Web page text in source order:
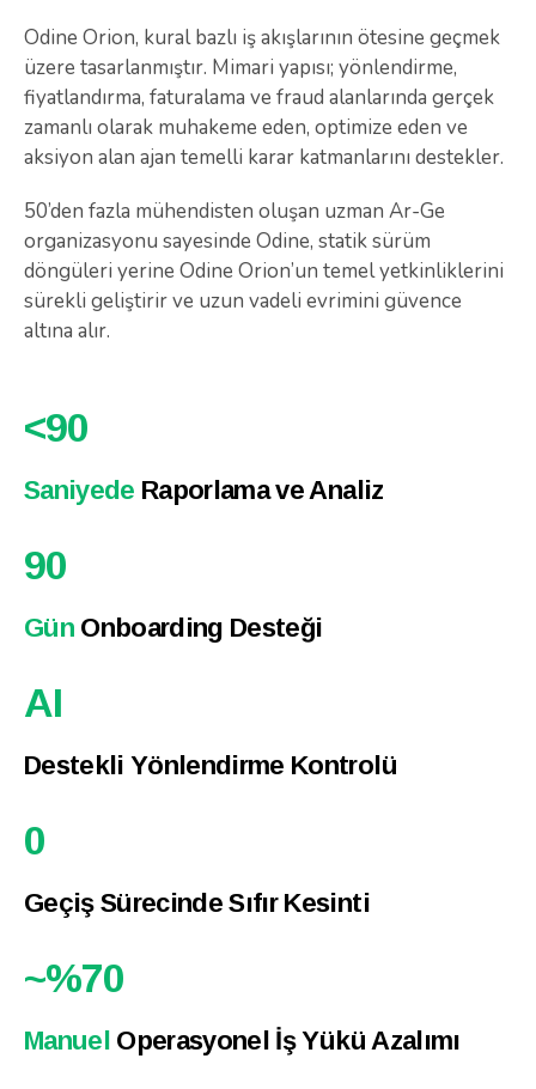
Odine Orion, kural bazlı iş akışlarının ötesine geçmek
üzere tasarlanmıştır. Mimari yapısı; yönlendirme,
fiyatlandırma, faturalama ve fraud alanlarında gerçek
zamanlı olarak muhakeme eden, optimize eden ve
aksiyon alan ajan temelli karar katmanlarını destekler.
50’den fazla mühendisten oluşan uzman Ar-Ge
organizasyonu sayesinde Odine, statik sürüm
döngüleri yerine Odine Orion’un temel yetkinliklerini
sürekli geliştirir ve uzun vadeli evrimini güvence
altına alır.
<90
Saniyede Raporlama ve Analiz
90
Gün Onboarding Desteği
AI
Destekli Yönlendirme Kontrolü
0
Geçiş Sürecinde Sıfır Kesinti
~%70
Manuel Operasyonel İş Yükü Azalımı